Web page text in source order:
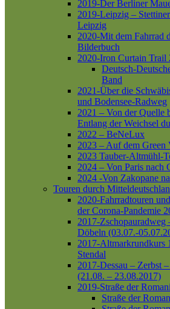
2019-Der Berliner
2019-Leipzig –
Leipzig
2020-Mit dem Fahrrad
Bilderbuch
2020-Iron Curtain Trail
Deutsch-
Band
2021-Über die
und Bodensee-Radweg
2021 – Von der Quelle
Entlang der Weichsel
2022 – BeNeLux
2023 – Auf dem Green
2023 Tauber-Altmühl-
2024 – Von Paris nach
2024 -Von Zakopane
Touren durch
2020-Fahrradtouren
der Corona-Pandemie
2017-Zschopauradweg
Döbeln (03.07.-
2017-Altmarkrundkurs
Stendal
2017-Dessau – Zerbst
(21.08. – 23.08.2017)
2019-Straße der
Straße der